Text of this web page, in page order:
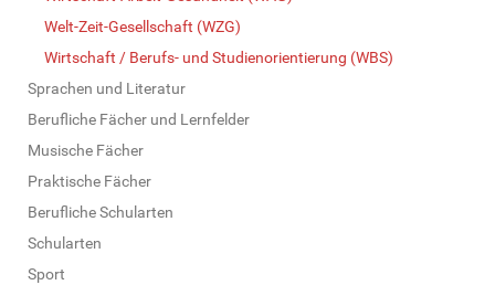
Welt-Zeit-Gesellschaft (WZG)
Wirtschaft / Berufs- und Studienorientierung (WBS)
Sprachen und Literatur
Berufliche Fächer und Lernfelder
Musische Fächer
Praktische Fächer
Berufliche Schularten
Schularten
Sport